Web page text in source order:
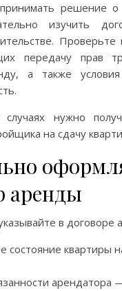
решение о
изучить
Проверьте
передачу прав
а также
нужно
на сдачу
аренды
в договоре
состояние квартиры
арендатора